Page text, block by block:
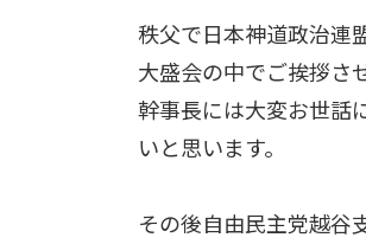
秩父で日本神道政治連
大盛会の中でご挨拶さ
幹事長には大変お世話
いと思います。
その後自由民主党越谷